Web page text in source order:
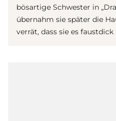
bösartige Schwester in
übernahm sie später die
verrät, dass sie es